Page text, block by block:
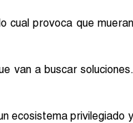
cual provoca que mueran
van a buscar soluciones.
ecosistema privilegiado y